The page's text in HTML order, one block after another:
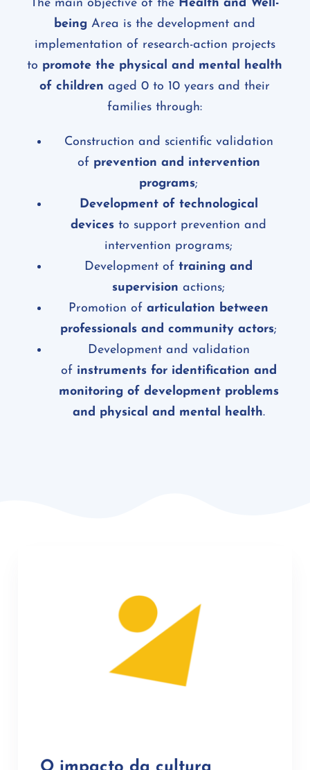
The main objective of the Health and Well-
being Area is the development and
implementation of research-action projects
to promote the physical and mental health
of children aged 0 to 10 years and their
families through:
Construction and scientific validation
of prevention and intervention
programs;
Development of technological
devices to support prevention and
intervention programs;
Development oftraining and
supervision actions;
Promotion of articulation between
professionals and community actors;
Development and validation
ofinstruments for identification and
monitoring of development problems
and physical and mental health.